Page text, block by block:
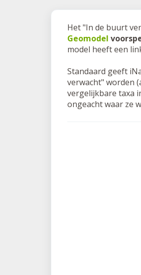
Het "In de buurt
Geomodel
model heeft een
Standaard geeft
verwacht" worden
vergelijkbare taxa
ongeacht waar ze